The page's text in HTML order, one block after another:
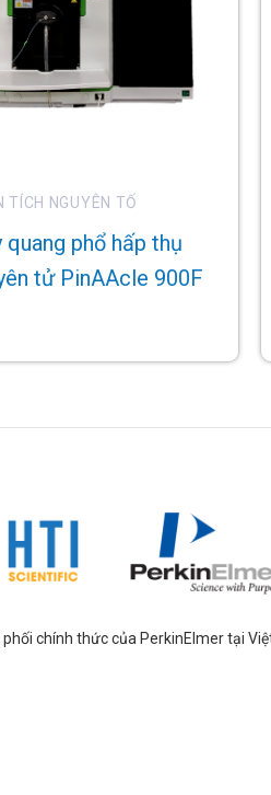
TÍCH NGUYÊN TỐ
quang phổ hấp thụ
tử PinAAcle 900F
phối chính thức của PerkinElmer tại